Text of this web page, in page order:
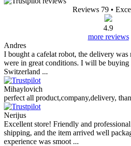
Reviews 79 •
4.9
more reviews
Andres
I bought a cafelat robot, the delivery was
were in great conditions. I will be
Switzerland ...
Mihaylovich
perfect all product,company,delivery,
Nerijus
Excellent store! Friendly and
shipping, and the item arrived well
experience was smoot ...